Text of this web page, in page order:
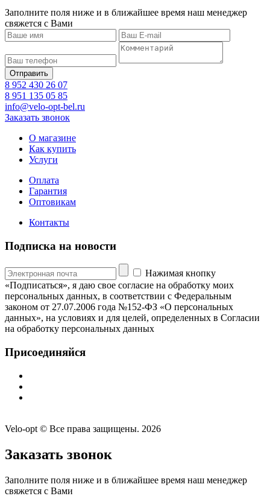
Заполните поля ниже и в ближайшее время наш менеджер
свяжется с Вами
8 952 430 26 07
8 951 135 05 85
info@velo-opt-bel.ru
Заказать звонок
О магазине
Как купить
Услуги
Оплата
Гарантия
Оптовикам
Контакты
Подписка на новости
Нажимая кнопку
«Подписаться», я даю свое согласие на обработку моих
персональных данных, в соответствии с Федеральным
законом от 27.07.2006 года №152-ФЗ «О персональных
данных», на условиях и для целей, определенных в Согласии
на обработку персональных данных
Присоединяйся
Velo-opt © Все права защищены. 2026
Заказать звонок
Заполните поля ниже и в ближайшее время наш менеджер
свяжется с Вами